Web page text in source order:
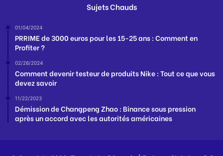
Sujets Chauds
01/04/2024
PRRIME de 3000 euros pour les 15-25 ans : Comment en
Profiter ?
02/26/2024
Comment devenir testeur de produits Nike : Tout ce que vous
devez savoir
11/22/2023
Démission de Changpeng Zhao : Binance sous pression
après un accord avec les autorités américaines